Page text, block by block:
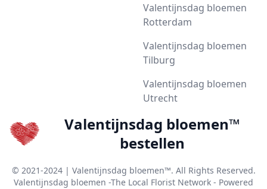
Valentijnsdag bloemen
Rotterdam
Valentijnsdag bloemen
Tilburg
Valentijnsdag bloemen
Utrecht
Valentijnsdag bloemen™
bestellen
© 2021-2024 | Valentijnsdag bloemen™. All Rights Reserved.
Valentijnsdag bloemen -The Local Florist Network - Powered